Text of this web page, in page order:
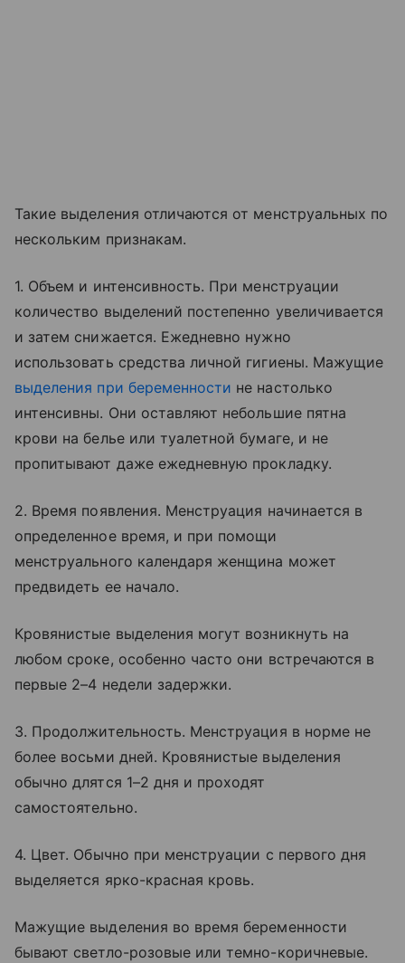
Такие выделения отличаются от менструальных по
нескольким признакам.
1. Объем и интенсивность. При менструации
количество выделений постепенно увеличивается
и затем снижается. Ежедневно нужно
использовать средства личной гигиены. Мажущие
выделения при беременности не настолько
интенсивны. Они оставляют небольшие пятна
крови на белье или туалетной бумаге, и не
пропитывают даже ежедневную прокладку.
2. Время появления. Менструация начинается в
определенное время, и при помощи
менструального календаря женщина может
предвидеть ее начало.
Кровянистые выделения могут возникнуть на
любом сроке, особенно часто они встречаются в
первые 2–4 недели задержки.
3. Продолжительность. Менструация в норме не
более восьми дней. Кровянистые выделения
обычно длятся 1–2 дня и проходят
самостоятельно.
4. Цвет. Обычно при менструации с первого дня
выделяется ярко-красная кровь.
Мажущие выделения во время беременности
бывают светло-розовые или темно-коричневые.